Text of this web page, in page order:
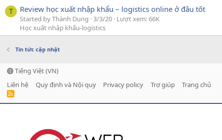
T Review học xuất nhập khẩu – logistics online ở đâu tốt
Started by Thành Dung 3/3/20 Lượt xem: 66K
Học xuất nhập khẩu-logistics
Tin tức cập nhật
Tiếng Việt (VN)
Liên hệ
Quy định và Nội quy Privacy policy Trợ giúp Trang chủ
R